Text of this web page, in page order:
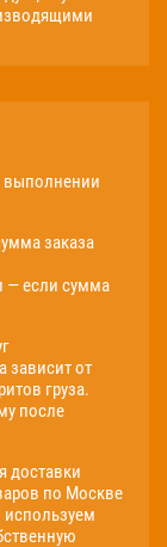
выполнении
заказа
— если сумма
зависит от
груза.
после
доставки
по Москве